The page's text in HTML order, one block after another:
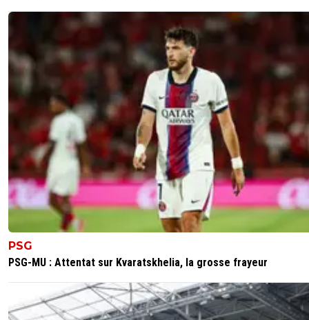
PSG
PSG-MU : Attentat sur Kvaratskhelia, la grosse frayeur